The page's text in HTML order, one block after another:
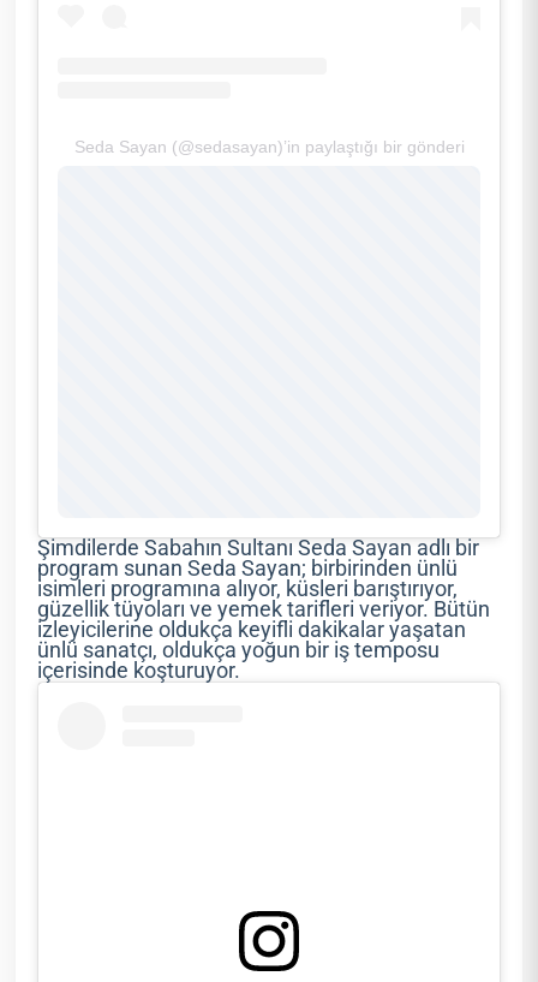
Seda Sayan (@sedasayan)’in paylaştığı bir gönderi
Şimdilerde Sabahın Sultanı Seda Sayan adlı bir
program sunan Seda Sayan; birbirinden ünlü
isimleri programına alıyor, küsleri barıştırıyor,
güzellik tüyoları ve yemek tarifleri veriyor. Bütün
izleyicilerine oldukça keyifli dakikalar yaşatan
ünlü sanatçı, oldukça yoğun bir iş temposu
içerisinde koşturuyor.